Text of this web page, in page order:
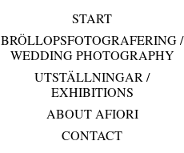
START
BRÖLLOPSFOTOGRAFERING /
WEDDING PHOTOGRAPHY
UTSTÄLLNINGAR /
EXHIBITIONS
ABOUT AFIORI
CONTACT